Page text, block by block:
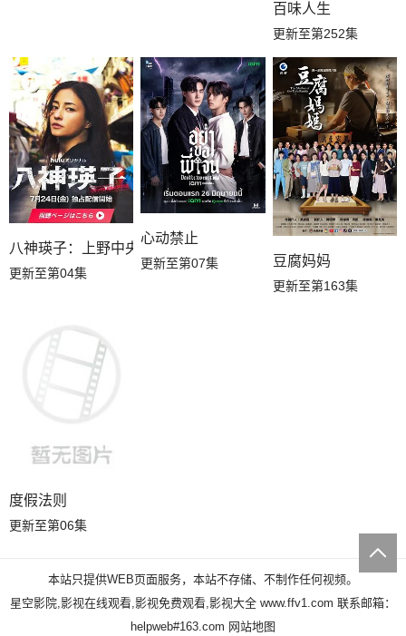
百味人生
更新至第252集
八神瑛子：上野中央署组织犯罪对策课
更新至第04集
心动禁止
更新至第07集 豆腐妈妈
更新至第163集
度假法则
更新至第06集
本站只提供WEB页面服务，本站不存储、不制作任何视频。
星空影院,影视在线观看,影视免费观看,影视大全 www.ffv1.com 联系邮箱：
helpweb#163.com 网站地图